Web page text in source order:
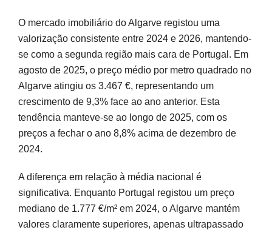
O mercado imobiliário do Algarve registou uma
valorização consistente entre 2024 e 2026, mantendo-
se como a segunda região mais cara de Portugal. Em
agosto de 2025, o preço médio por metro quadrado no
Algarve atingiu os 3.467 €, representando um
crescimento de 9,3% face ao ano anterior. Esta
tendência manteve-se ao longo de 2025, com os
preços a fechar o ano 8,8% acima de dezembro de
2024.
A diferença em relação à média nacional é
significativa. Enquanto Portugal registou um preço
mediano de 1.777 €/m² em 2024, o Algarve mantém
valores claramente superiores, apenas ultrapassado